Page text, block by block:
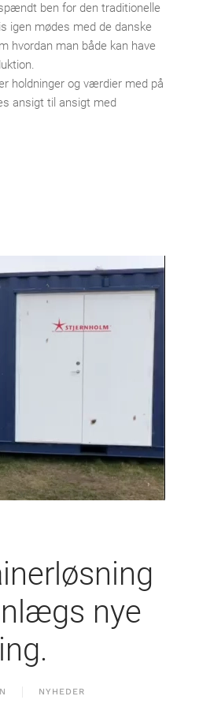
ben for den traditionelle
igen mødes med de danske
hvordan man både kan have
holdninger og værdier med på
ansigt til ansigt med
nye
NYHEDER